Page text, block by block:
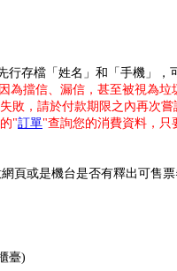
行存檔「姓名」和「手機」，
擋信、漏信，甚至被視為垃
，請於付款期限之內再次
"訂單"查詢您的消費資料，只
頁或是機台是否有釋出可售票
臺)